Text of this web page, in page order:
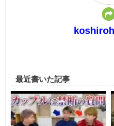
最近書いた記事